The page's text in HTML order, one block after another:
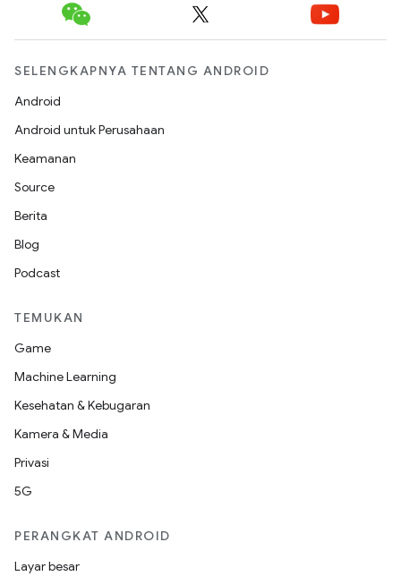
SELENGKAPNYA TENTANG ANDROID
Android
Android untuk Perusahaan
Keamanan
Source
Berita
Blog
Podcast
TEMUKAN
Game
Machine Learning
Kesehatan & Kebugaran
Kamera & Media
Privasi
5G
PERANGKAT ANDROID
Layar besar